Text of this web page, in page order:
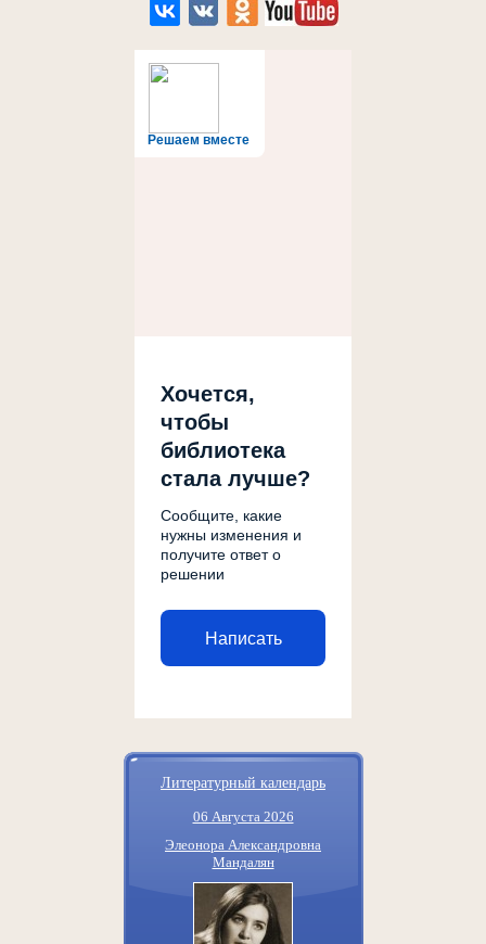
Решаем вместе
Хочется,
чтобы
библиотека
стала лучше?
Сообщите, какие
нужны изменения и
получите ответ о
решении
Написать
Литературный календарь
06 Августа 2026
Элеонора Александровна
Мандалян